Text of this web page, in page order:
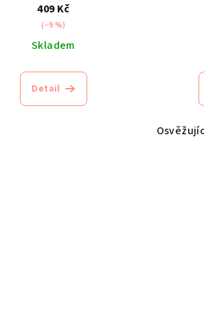
409 Kč
(–9 %)
Skladem
Detail